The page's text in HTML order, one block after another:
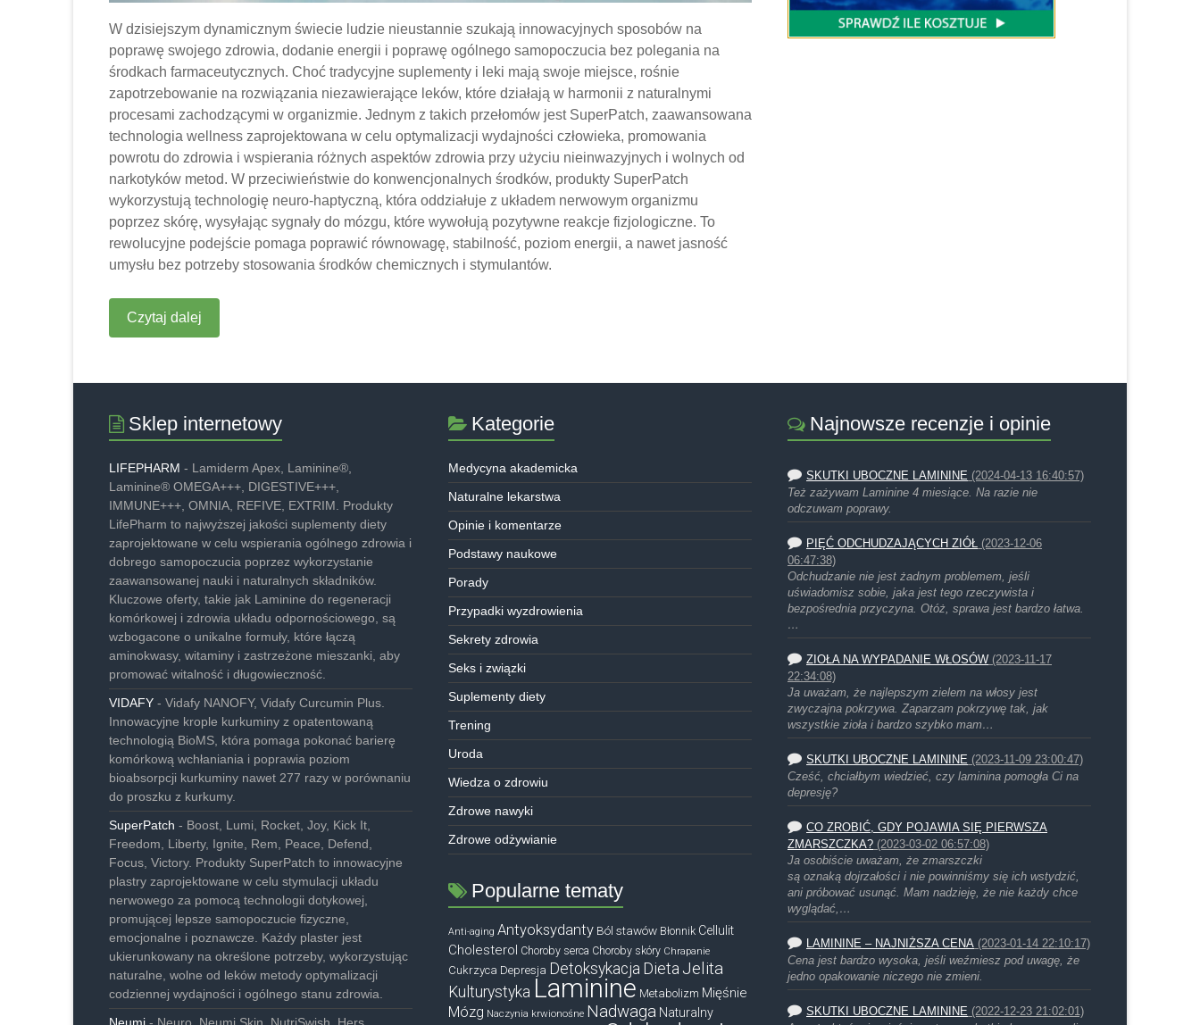
W dzisiejszym dynamicznym świecie ludzie nieustannie szukają innowacyjnych sposobów na
poprawę swojego zdrowia, dodanie energii i poprawę ogólnego samopoczucia bez polegania na
środkach farmaceutycznych. Choć tradycyjne suplementy i leki mają swoje miejsce, rośnie
zapotrzebowanie na rozwiązania niezawierające leków, które działają w harmonii z naturalnymi
procesami zachodzącymi w organizmie. Jednym z takich przełomów jest SuperPatch, zaawansowana
technologia wellness zaprojektowana w celu optymalizacji wydajności człowieka, promowania
powrotu do zdrowia i wspierania różnych aspektów zdrowia przy użyciu nieinwazyjnych i wolnych od
narkotyków metod. W przeciwieństwie do konwencjonalnych środków, produkty SuperPatch
wykorzystują technologię neuro-haptyczną, która oddziałuje z układem nerwowym organizmu
poprzez skórę, wysyłając sygnały do ​​mózgu, które wywołują pozytywne reakcje fizjologiczne. To
rewolucyjne podejście pomaga poprawić równowagę, stabilność, poziom energii, a nawet jasność
umysłu bez potrzeby stosowania środków chemicznych i stymulantów.
Czytaj dalej
Sklep internetowy
LIFEPHARM - Lamiderm Apex, Laminine®,
Laminine® OMEGA+++, DIGESTIVE+++,
IMMUNE+++, OMNIA, REFIVE, EXTRIM. Produkty
LifePharm to najwyższej jakości suplementy diety
zaprojektowane w celu wspierania ogólnego zdrowia i
dobrego samopoczucia poprzez wykorzystanie
zaawansowanej nauki i naturalnych składników.
Kluczowe oferty, takie jak Laminine do regeneracji
komórkowej i zdrowia układu odpornościowego, są
wzbogacone o unikalne formuły, które łączą
aminokwasy, witaminy i zastrzeżone mieszanki, aby
promować witalność i długowieczność.
VIDAFY - Vidafy NANOFY, Vidafy Curcumin Plus.
Innowacyjne krople kurkuminy z opatentowaną
technologią BioMS, która pomaga pokonać barierę
komórkową wchłaniania i poprawia poziom
bioabsorpcji kurkuminy nawet 277 razy w porównaniu
do proszku z kurkumy.
SuperPatch - Boost, Lumi, Rocket, Joy, Kick It,
Freedom, Liberty, Ignite, Rem, Peace, Defend,
Focus, Victory. Produkty SuperPatch to innowacyjne
plastry zaprojektowane w celu stymulacji układu
nerwowego za pomocą technologii dotykowej,
promującej lepsze samopoczucie fizyczne,
emocjonalne i poznawcze. Każdy plaster jest
ukierunkowany na określone potrzeby, wykorzystując
naturalne, wolne od leków metody optymalizacji
codziennej wydajności i ogólnego stanu zdrowia.
Kategorie
Medycyna akademicka
Naturalne lekarstwa
Opinie i komentarze
Podstawy naukowe
Porady
Przypadki wyzdrowienia
Sekrety zdrowia
Seks i związki
Suplementy diety
Trening
Uroda
Wiedza o zdrowiu
Zdrowe nawyki
Zdrowe odżywianie
Popularne tematy
Anti-aging Antyoksydanty Ból stawów Błonnik Cellulit
Cholesterol Choroby serca Choroby skóry Chrapanie
Cukrzyca Depresja Detoksykacja Dieta Jelita
Kulturystyka Laminine Metabolizm Mięśnie
Mózg Naczynia krwionośne Nadwaga Naturalny
Najnowsze recenzje i opinie
SKUTKI UBOCZNE LAMININE (2024-04-13 16:40:57)
Też zażywam Laminine 4 miesiące. Na razie nie
odczuwam poprawy.
PIĘĆ ODCHUDZAJĄCYCH ZIÓŁ (2023-12-06
06:47:38)
Odchudzanie nie jest żadnym problemem, jeśli
uświadomisz sobie, jaka jest tego rzeczywista i
bezpośrednia przyczyna. Otóż, sprawa jest bardzo łatwa.
…
ZIOŁA NA WYPADANIE WŁOSÓW (2023-11-17
22:34:08)
Ja uważam, że najlepszym zielem na włosy jest
zwyczajna pokrzywa. Zaparzam pokrzywę tak, jak
wszystkie zioła i bardzo szybko mam…
SKUTKI UBOCZNE LAMININE (2023-11-09 23:00:47)
Cześć, chciałbym wiedzieć, czy laminina pomogła Ci na
depresję?
CO ZROBIĆ, GDY POJAWIA SIĘ PIERWSZA
ZMARSZCZKA? (2023-03-02 06:57:08)
Ja osobiście uważam, że zmarszczki
są oznaką dojrzałości i nie powinniśmy się ich wstydzić,
ani próbować usunąć. Mam nadzieję, że nie każdy chce
wyglądać,…
LAMININE – NAJNIŻSZA CENA (2023-01-14 22:10:17)
Cena jest bardzo wysoka, jeśli weźmiesz pod uwagę, że
jedno opakowanie niczego nie zmieni.
SKUTKI UBOCZNE LAMININE (2022-12-23 21:02:01)